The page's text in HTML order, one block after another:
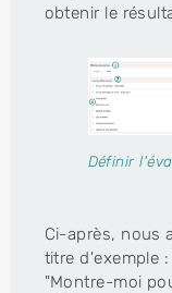
obtenir le
Définir
Ci-après, nous
titre d'exemple :
"Montre-moi